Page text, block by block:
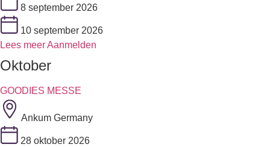
8 september 2026
10 september 2026
Lees meerAanmelden
Oktober
GOODIES MESSE
Ankum Germany
28 oktober 2026